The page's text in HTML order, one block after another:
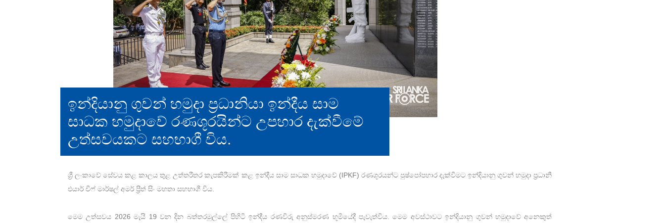
ඉන්දියානු ගුවන් හමුදා ප්‍රධානියා ඉන්දීය සාම
සාධක හමුදාවේ රණශූරයින්ට උපහාර දැක්වීමේ
උත්සවයකට සහභාගී විය.
ශ්‍රී ලංකාවේ සේවය කළ කාලය තුළ උත්තරීතර කැපකිරීමක් කළ ඉන්දීය සාම සාධක හමුදාවේ (IPKF) රණශූරයන්ට පුෂ්පෝපහාර දැක්වීමට ඉන්දියානු ගුවන් හමුදා ප්‍රධානී
එයාර් චීෆ් මාර්ෂල් අමර් ප්‍රීත් සිං මහතා සහභාගී විය.
මෙම උත්සවය 2026 මැයි 19 වන දින බත්තරමුල්ලේ පිහිටි ඉන්දීය රණවිරු අනුස්මරණ භූමියේදී පැවැත්විය. මෙම අවස්ථාවට ඉන්දියානු ගුවන් හමුදාවේ අනෙකුත්